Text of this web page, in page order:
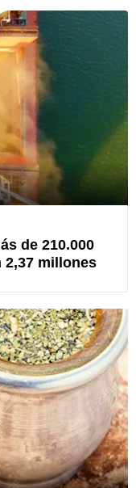
de 210.000
2,37 millones